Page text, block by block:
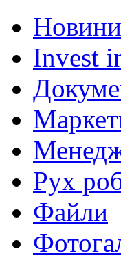
Новини
Invest
Рух
Файли